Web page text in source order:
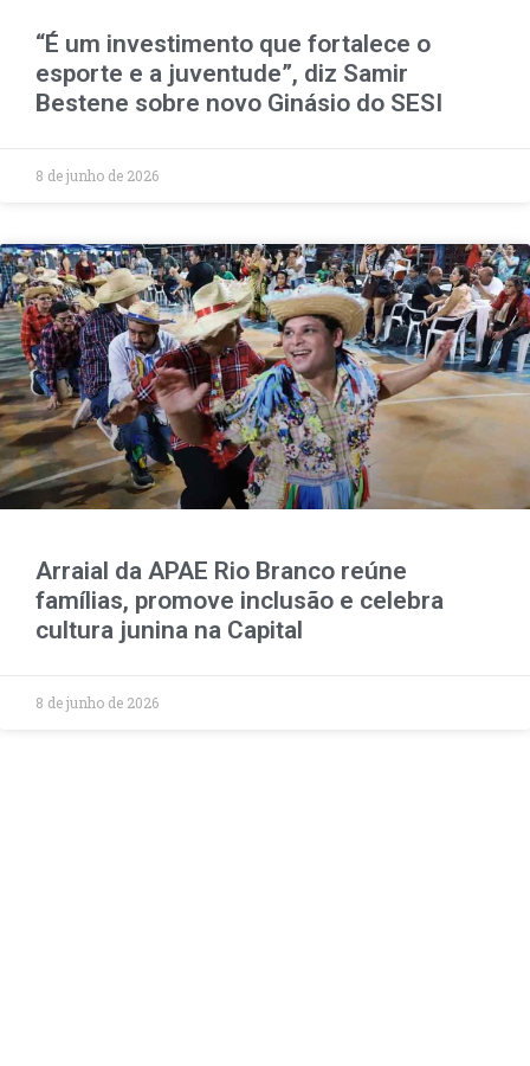
“É um investimento que fortalece o
esporte e a juventude”, diz Samir
Bestene sobre novo Ginásio do SESI
8 de junho de 2026
Arraial da APAE Rio Branco reúne
famílias, promove inclusão e celebra
cultura junina na Capital
8 de junho de 2026